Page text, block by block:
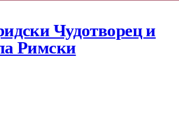
Чудотворец и
Римски